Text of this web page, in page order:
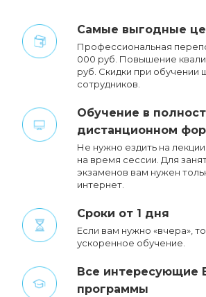
Cамые выгодные
Профессиональная
000 руб. Повышение
руб. Cкидки при обучении
сотрудников.
Обучение в
дистанционном
Не нужно ездить на
на время сессии. Для
экзаменов вам нужен
интернет.
Сроки от 1 дня
Если вам нужно «вчера»,
ускоренное обучение.
Все интересующие
программы